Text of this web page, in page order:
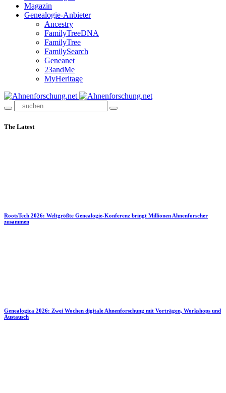
Magazin
Genealogie-Anbieter
Ancestry
FamilyTreeDNA
FamilyTree
FamilySearch
Geneanet
23andMe
MyHeritage
The Latest
RootsTech 2026: Weltgrößte Genealogie-Konferenz bringt Millionen Ahnenforscher
zusammen
Genealogica 2026: Zwei Wochen digitale Ahnenforschung mit Vorträgen, Workshops und
Austausch